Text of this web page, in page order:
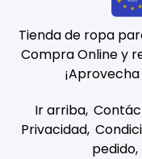
Tienda de ropa
Compra Online y
Ir arriba
Privacidad
pedido